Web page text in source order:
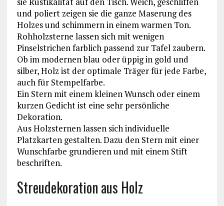
und poliert zeigen sie die ganze Maserung des
Holzes und schimmern in einem warmen Ton.
Rohholzsterne lassen sich mit wenigen
Pinselstrichen farblich passend zur Tafel zaubern.
Ob im modernen blau oder üppig in gold und
silber, Holz ist der optimale Träger für jede Farbe,
auch für Stempelfarbe.
Ein Stern mit einem kleinen Wunsch oder einem
kurzen Gedicht ist eine sehr persönliche
Dekoration.
Aus Holzsternen lassen sich individuelle
Platzkarten gestalten. Dazu den Stern mit einer
Wunschfarbe grundieren und mit einem Stift
beschriften.
Streudekoration aus Holz